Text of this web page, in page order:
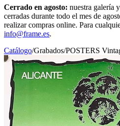
Cerrado en agosto: nuestra galería
cerradas durante todo el mes de
realizar compras online. Para
info@frame.es.
Catálogo/Grabados/POSTERS